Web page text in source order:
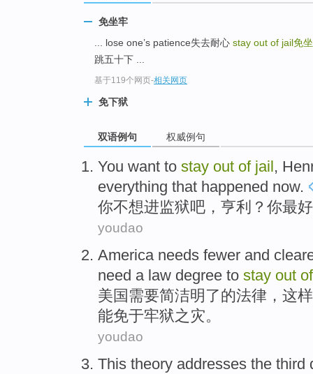
免坐牢
... lose one’s patience失去耐心 stay out of jail免
跳五十下 ...
基于119个网页-相关网页
免下狱
双语例句 权威例句
You want to stay out of jail,
everything that happened now.
你不想进监狱吧， 亨利 ？你最好
youdao
America needs fewer and
need a law degree to stay out
美国需要简洁明了的法律 ， 这样
能免于牢狱之灾。
youdao
This theory addresses the third